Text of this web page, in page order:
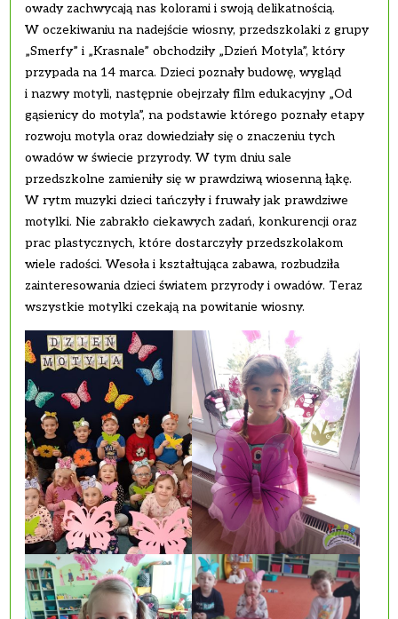
owady zachwycają nas kolorami i swoją delikatnością.
W oczekiwaniu na nadejście wiosny, przedszkolaki z grupy
„Smerfy” i „Krasnale” obchodziły „Dzień Motyla”, który
przypada na 14 marca. Dzieci poznały budowę, wygląd
i nazwy motyli, następnie obejrzały film edukacyjny „Od
gąsienicy do motyla”, na podstawie którego poznały etapy
rozwoju motyla oraz dowiedziały się o znaczeniu tych
owadów w świecie przyrody. W tym dniu sale
przedszkolne zamieniły się w prawdziwą wiosenną łąkę.
W rytm muzyki dzieci tańczyły i fruwały jak prawdziwe
motylki. Nie zabrakło ciekawych zadań, konkurencji oraz
prac plastycznych, które dostarczyły przedszkolakom
wiele radości. Wesoła i kształtująca zabawa, rozbudziła
zainteresowania dzieci światem przyrody i owadów. Teraz
wszystkie motylki czekają na powitanie wiosny.